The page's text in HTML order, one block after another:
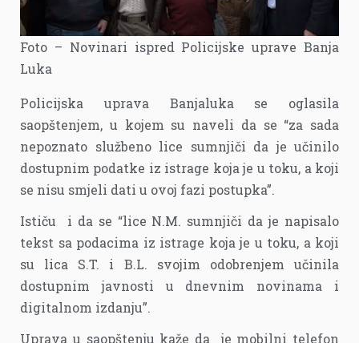
Foto – Novinari ispred Policijske uprave Banja
Luka
Policijska uprava Banjaluka se oglasila
saopštenjem, u kojem su naveli da se “za sada
nepoznato službeno lice sumnjiči da je učinilo
dostupnim podatke iz istrage koja je u toku, a koji
se nisu smjeli dati u ovoj fazi postupka”.
Ističu i da se “lice N.M. sumnjiči da je napisalo
tekst sa podacima iz istrage koja je u toku, a koji
su lica S.T. i B.L. svojim odobrenjem učinila
dostupnim javnosti u dnevnim novinama i
digitalnom izdanju”.
Uprava u saopštenju kaže da je mobilni telefon